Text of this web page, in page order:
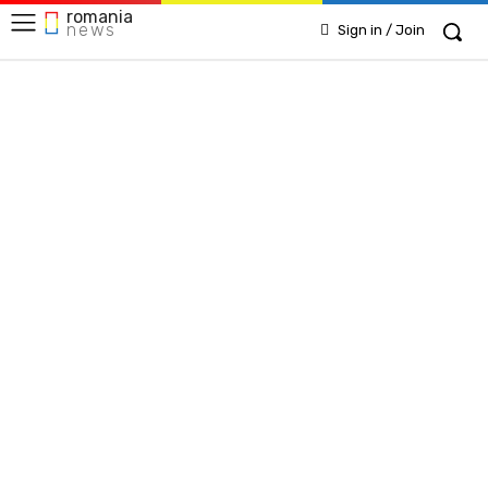
romania
news Sign in / Join